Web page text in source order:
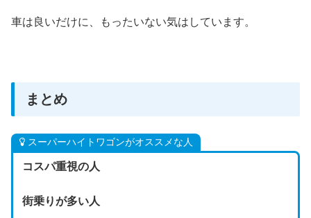
車は良いだけに、もったいない気はしています。
まとめ
スーパーハイトワゴンがオススメな人
コスパ重視の人
街乗りが多い人